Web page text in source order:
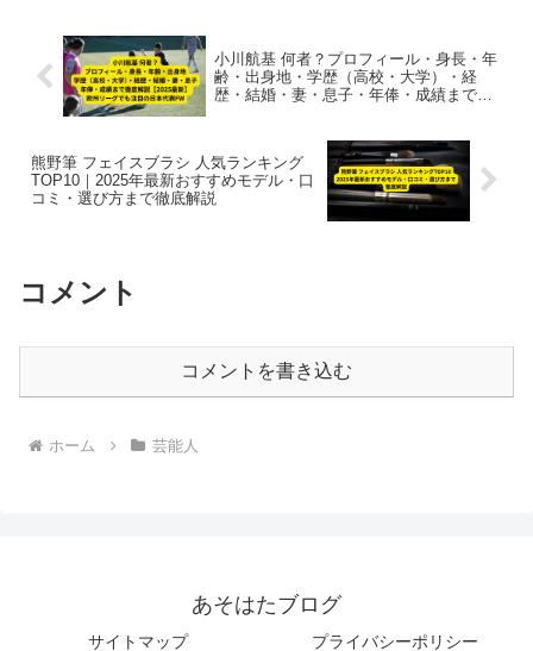
小川航基 何者？プロフィール・身長・年
齢・出身地・学歴（高校・大学）・経
歴・結婚・妻・息子・年俸・成績まで徹
熊野筆 フェイスブラシ 人気ランキング
TOP10｜2025年最新おすすめモデル・口
コミ・選び方まで徹底解説
コメント
コメントを書き込む
ホーム 芸能人
あそはたブログ
サイトマップ プライバシーポリシー